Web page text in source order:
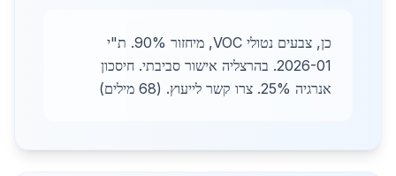
כן, צבעים נטולי VOC, מיחזור 90%. ת"י
2026-01. בהרצליה אישור סביבתי. חיסכון
אנרגיה 25%. צרו קשר לייעוץ. (68 מילים)